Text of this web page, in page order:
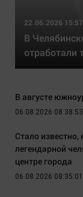
22.06.2026
В
отработали
В августе
06.08.2026 08:38:53
Стало
легендарной
центре города
06.08.2026 08:35:01